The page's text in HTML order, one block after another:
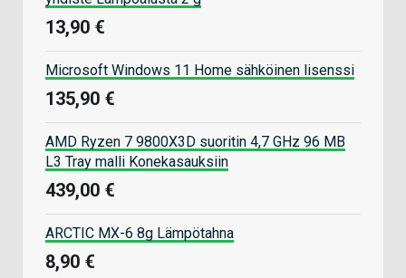
13,90 €
Microsoft Windows 11 Home sähköinen lisenssi
135,90 €
AMD Ryzen 7 9800X3D suoritin 4,7 GHz 96 MB
L3 Tray malli Konekasauksiin
439,00 €
ARCTIC MX-6 8g Lämpötahna
8,90 €